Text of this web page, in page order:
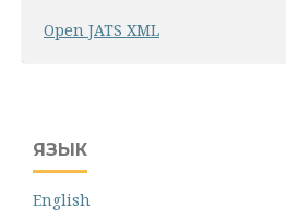
Open JATS XML
ЯЗЫК
English